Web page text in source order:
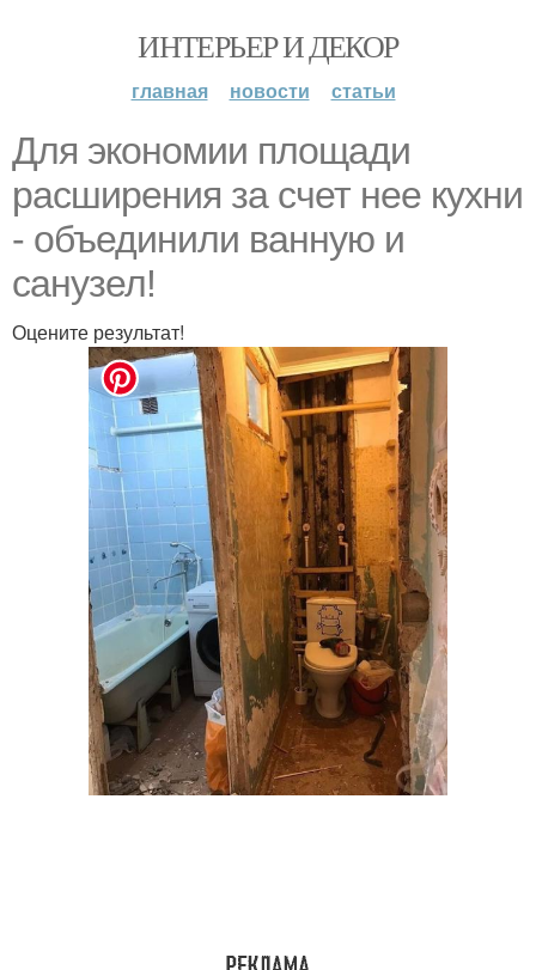
ИНТЕРЬЕР И ДЕКОР
главная новости статьи
Для экономии площади
расширения за счет нее кухни
- объединили ванную и
санузел!
Оцените результат!